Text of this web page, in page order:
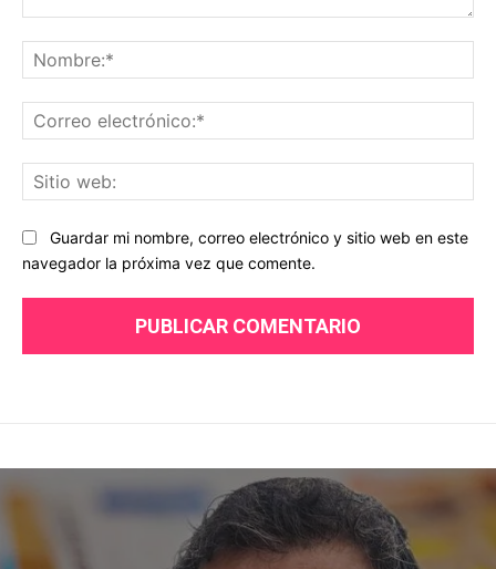
Guardar mi nombre, correo electrónico y sitio web en este
navegador la próxima vez que comente.